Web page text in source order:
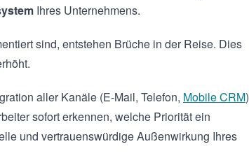
Ihres Unternehmens.
sind, entstehen Brüche in der Reise. Dies
aller Kanäle (E-Mail, Telefon, Mobile CRM)
sofort erkennen, welche Priorität ein
und vertrauenswürdige Außenwirkung Ihres